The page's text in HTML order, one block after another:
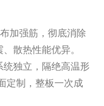
加强筋，彻底消除
散热性能优异。
独立，隔绝高温形
定制，整板一次成